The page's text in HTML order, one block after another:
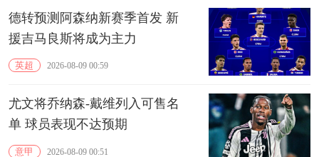
德转预测阿森纳新赛季首发 新
援吉马良斯将成为主力
英超 2026-08-09 00:59
尤文将乔纳森-戴维列入可售名
单 球员表现不达预期
意甲 2026-08-09 00:51